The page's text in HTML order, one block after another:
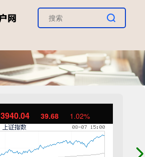
3940.04 39.68 1.02%